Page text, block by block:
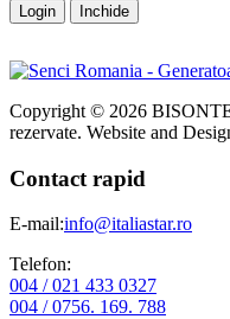
Login Inchide
Copyright © 2026
rezervate. Website and
Contact rapid
E-mail:info@italiastar.ro
Telefon:
004 / 021 433 0327
004 / 0756. 169. 788